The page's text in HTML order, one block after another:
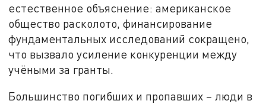
естественное объяснение: американское
общество расколото, финансирование
фундаментальных исследований сокращено,
что вызвало усиление конкуренции между
учёными за гранты.
Большинство погибших и пропавших – люди в